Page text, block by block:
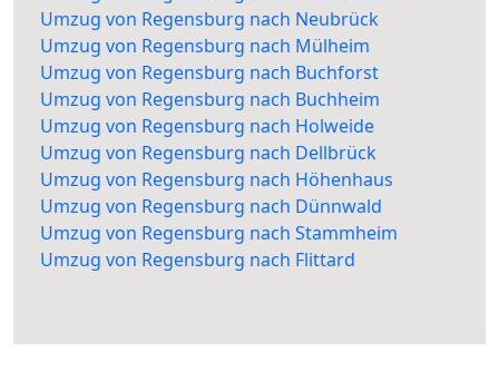
Umzug von Regensburg nach Neubrück
Umzug von Regensburg nach Mülheim
Umzug von Regensburg nach Buchforst
Umzug von Regensburg nach Buchheim
Umzug von Regensburg nach Holweide
Umzug von Regensburg nach Dellbrück
Umzug von Regensburg nach Höhenhaus
Umzug von Regensburg nach Dünnwald
Umzug von Regensburg nach Stammheim
Umzug von Regensburg nach Flittard